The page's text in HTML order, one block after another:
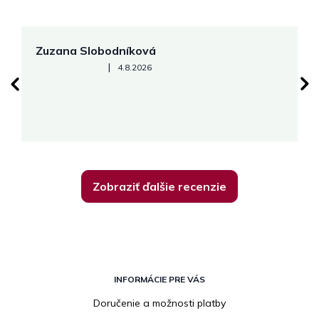
Zuzana Slobodníková
Hodnotenie obchodu je 5 z 5 hviezdičiek.
| 4.8.2026
Zobraziť ďalšie recenzie
INFORMÁCIE PRE VÁS
Doručenie a možnosti platby